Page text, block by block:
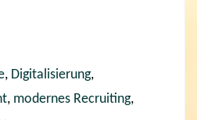
, Digitalisierung,
, modernes Recruiting,